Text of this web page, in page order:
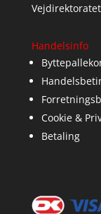
Vejdirektoratet
Handelsinfo
Cookie &
Betaling